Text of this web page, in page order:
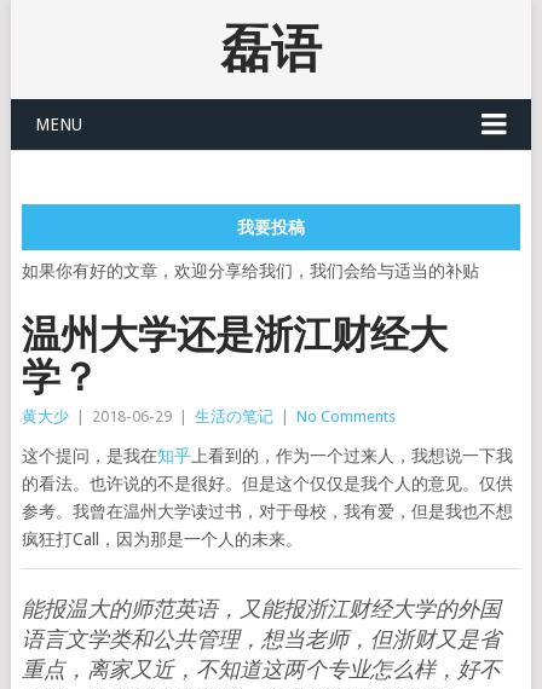
磊语
MENU
我要投稿
如果你有好的文章，欢迎分享给我们，我们会给与适当的补贴
温州大学还是浙江财经大
学？
黄大少 2018-06-29 生活の笔记 No Comments
这个提问，是我在知乎上看到的，作为一个过来人，我想说一下我
的看法。也许说的不是很好。但是这个仅仅是我个人的意见。仅供
参考。我曾在温州大学读过书，对于母校，我有爱，但是我也不想
疯狂打Call，因为那是一个人的未来。
能报温大的师范英语，又能报浙江财经大学的外国
语言文学类和公共管理，想当老师，但浙财又是省
重点，离家又近，不知道这两个专业怎么样，好不